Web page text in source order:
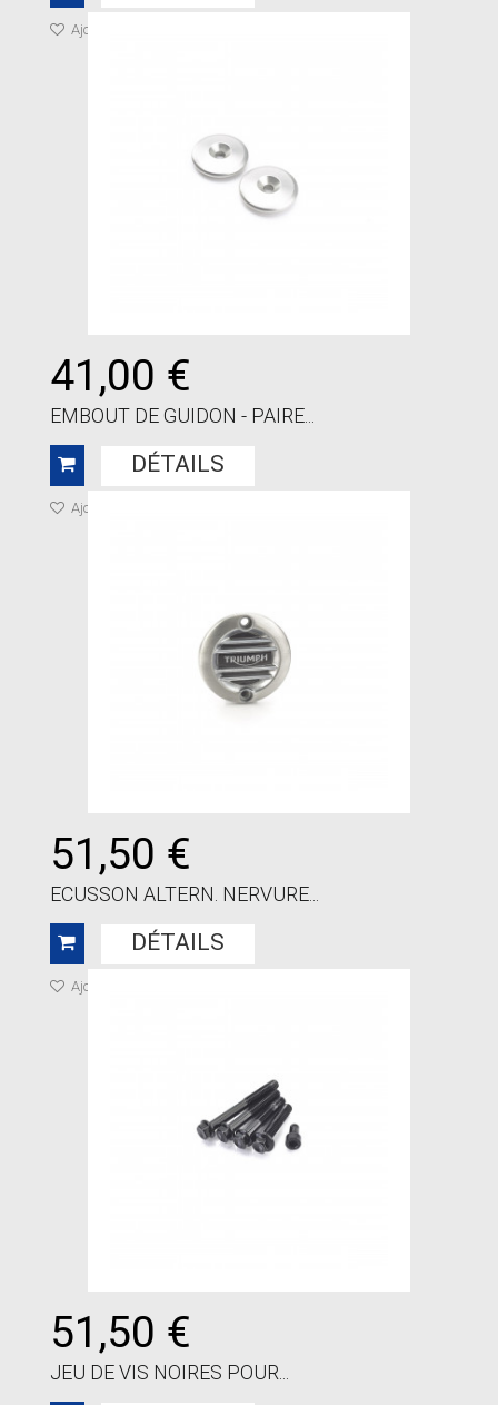
Ajouter à ma liste de cadeaux
41,00 €
EMBOUT DE GUIDON - PAIRE...
DÉTAILS
Ajouter à ma liste de cadeaux
51,50 €
ECUSSON ALTERN. NERVURE...
DÉTAILS
Ajouter à ma liste de cadeaux
51,50 €
JEU DE VIS NOIRES POUR...